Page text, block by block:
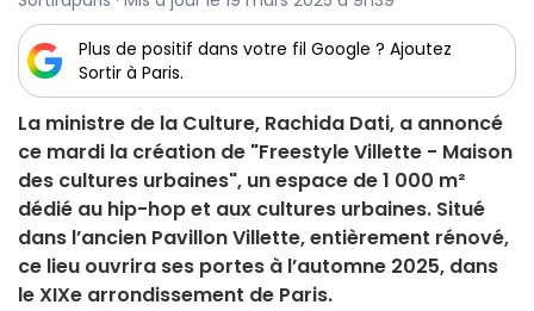
Plus de positif dans votre fil Google ? Ajoutez
Sortir à Paris.
La ministre de la Culture, Rachida Dati, a annoncé
ce mardi la création de "Freestyle Villette - Maison
des cultures urbaines", un espace de 1 000 m²
dédié au hip-hop et aux cultures urbaines. Situé
dans l’ancien Pavillon Villette, entièrement rénové,
ce lieu ouvrira ses portes à l’automne 2025, dans
le XIXe arrondissement de Paris.